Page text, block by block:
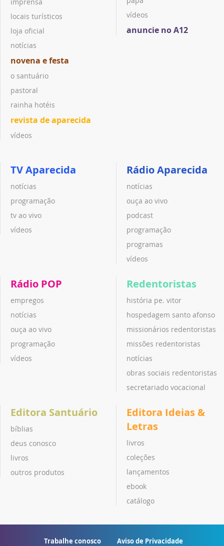
imprensa
locais turísticos
loja oficial
notícias
novena e festa
o santuário
pastoral
rainha hotéis
revista de aparecida
vídeos
vídeos
anuncie no A12
TV Aparecida
notícias
programação
tv ao vivo
vídeos
Rádio Aparecida
notícias
ouça ao vivo
podcast
programação
programas
vídeos
Rádio POP
empregos
notícias
ouça ao vivo
programação
vídeos
Redentoristas
história pe. vitor
hospedagem santo afonso
missionários redentoristas
missões redentoristas
notícias
obras sociais redentoristas
secretariado vocacional
Editora Santuário
bíblias
deus conosco
livros
outros produtos
Editora Ideias &
Letras
livros
coleções
lançamentos
ebook
catálogo
Trabalhe conosco Aviso de Privacidade